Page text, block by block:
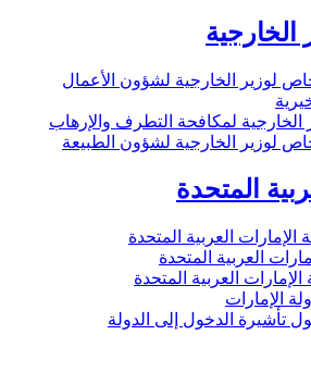
الخارجية
لوزير الخارجية لشؤون الأعمال
لمكافحة التطرف والإرهاب
لوزير الخارجية لشؤون الطبيعة
المتحدة
العربية المتحدة
العربية المتحدة
العربية المتحدة
الإمارات
تأشيرة الدخول إلى الدولة